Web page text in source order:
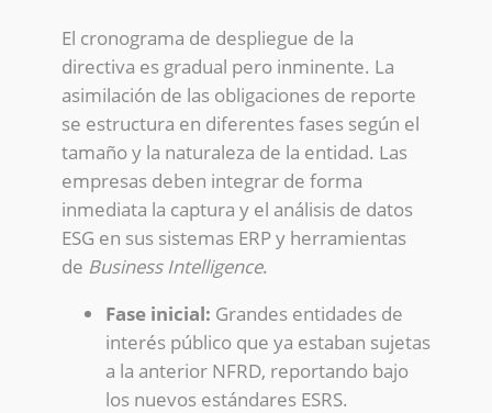
El cronograma de despliegue de la
directiva es gradual pero inminente. La
asimilación de las obligaciones de reporte
se estructura en diferentes fases según el
tamaño y la naturaleza de la entidad. Las
empresas deben integrar de forma
inmediata la captura y el análisis de datos
ESG en sus sistemas ERP y herramientas
de Business Intelligence.
Fase inicial: Grandes entidades de
interés público que ya estaban sujetas
a la anterior NFRD, reportando bajo
los nuevos estándares ESRS.